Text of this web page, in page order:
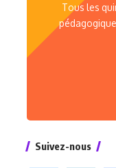
Tous les
Suivez-nous